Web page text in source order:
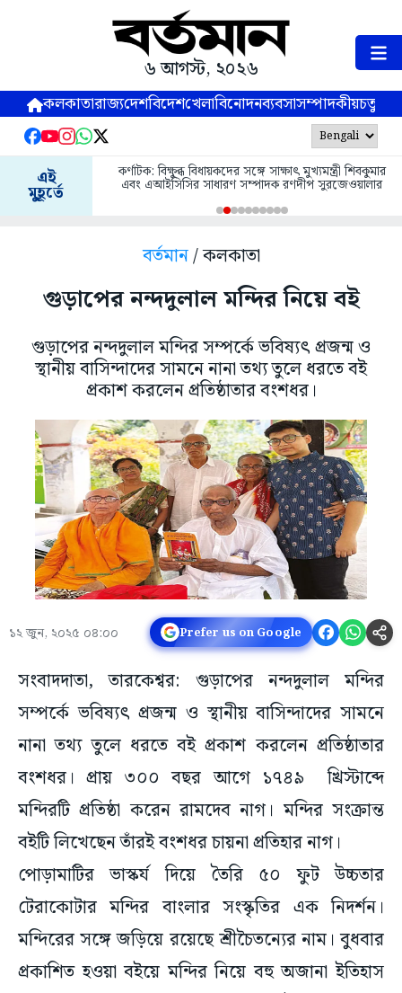
৬ আগস্ট, ২০২৬
কলকাতারাজ্যদেশবিদেশখেলাবিনোদনব্যবসাসম্পাদকীয়
এই
মুহূর্তে
কর্ণাটক: বিক্ষুব্ধ বিধায়কদের সঙ্গে সাক্ষাৎ মুখ্যমন্ত্রী শিবকুমার
এবং এআইসিসির সাধারণ সম্পাদক রণদীপ সুরজেওয়ালার
বর্তমান/ কলকাতা
গুড়াপের নন্দদুলাল মন্দির নিয়ে বই
গুড়াপের নন্দদুলাল মন্দির সম্পর্কে ভবিষ্যৎ প্রজন্ম ও
স্থানীয় বাসিন্দাদের সামনে নানা তথ্য তুলে ধরতে বই
প্রকাশ করলেন প্রতিষ্ঠাতার বংশধর।
১২ জুন, ২০২৫ ০৪:০০ Prefer us on Google
সংবাদদাতা, তারকেশ্বর: গুড়াপের নন্দদুলাল মন্দির
সম্পর্কে ভবিষ্যৎ প্রজন্ম ও স্থানীয় বাসিন্দাদের সামনে
নানা তথ্য তুলে ধরতে বই প্রকাশ করলেন প্রতিষ্ঠাতার
বংশধর। প্রায় ৩০০ বছর আগে ১৭৪৯ খ্রিস্টাব্দে
মন্দিরটি প্রতিষ্ঠা করেন রামদেব নাগ। মন্দির সংক্রান্ত
বইটি লিখেছেন তাঁরই বংশধর চায়না প্রতিহার নাগ।
পোড়ামাটির ভাস্কর্য দিয়ে তৈরি ৫০ ফুট উচ্চতার
টেরাকোটার মন্দির বাংলার সংস্কৃতির এক নিদর্শন।
মন্দিরের সঙ্গে জড়িয়ে রয়েছে শ্রীচৈতন্যের নাম। বুধবার
প্রকাশিত হওয়া বইয়ে মন্দির নিয়ে বহু অজানা ইতিহাস